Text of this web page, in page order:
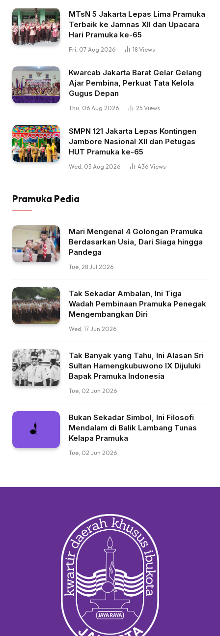
MTsN 5 Jakarta Lepas Lima Pramuka
Terbaik ke Jamnas XII dan Upacara
Hari Pramuka ke-65
Fri, 07 Aug 2026 18 Views
Kwarcab Jakarta Barat Gelar Gelang
Ajar Pembina, Perkuat Tata Kelola
Gugus Depan
Thu, 06 Aug 2026 25 Views
SMPN 121 Jakarta Lepas Kontingen
Jambore Nasional XII dan Petugas
HUT Pramuka ke-65
Wed, 05 Aug 2026 436 Views
Pramuka Pedia
Mari Mengenal 4 Golongan Pramuka
Berdasarkan Usia, Dari Siaga hingga
Pandega
Tue, 28 Jul 2026
Tak Sekadar Ambalan, Ini Tiga
Wadah Pembinaan Pramuka Penegak
Mengembangkan Diri
Wed, 17 Jun 2026
Tak Banyak yang Tahu, Ini Alasan Sri
Sultan Hamengkubuwono IX Dijuluki
Bapak Pramuka Indonesia
Tue, 02 Jun 2026
Bukan Sekadar Simbol, Ini Filosofi
Mendalam di Balik Lambang Tunas
Kelapa Pramuka
Tue, 02 Jun 2026